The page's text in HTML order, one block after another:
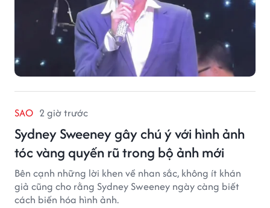
SAO 2 giờ trước
Sydney Sweeney gây chú ý với hình ảnh
tóc vàng quyến rũ trong bộ ảnh mới
Bên cạnh những lời khen về nhan sắc, không ít khán
giả cũng cho rằng Sydney Sweeney ngày càng biết
cách biến hóa hình ảnh.